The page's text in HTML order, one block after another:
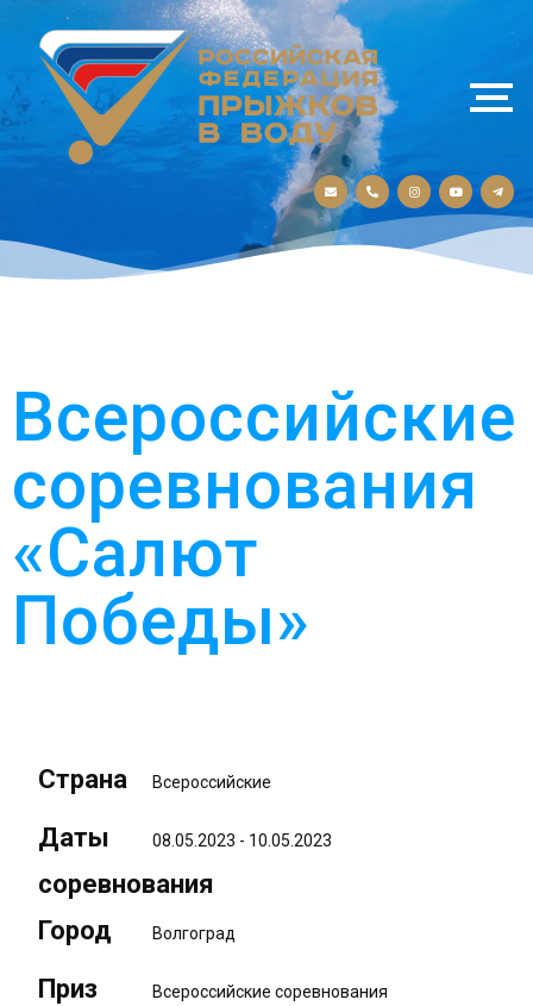
Всероссийские
соревнования
«Салют
Победы»
Страна Всероссийские
Даты
соревнования
08.05.2023 - 10.05.2023
Город Волгоград
Приз Всероссийские соревнования